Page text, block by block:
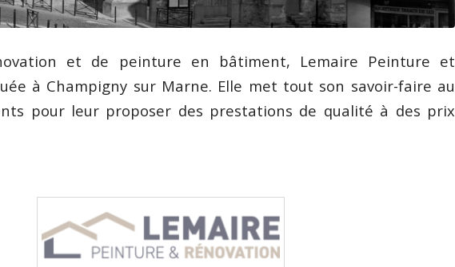
et de peinture en bâtiment, Lemaire Peinture et
à Champigny sur Marne. Elle met tout son savoir-faire au
pour leur proposer des prestations de qualité à des prix